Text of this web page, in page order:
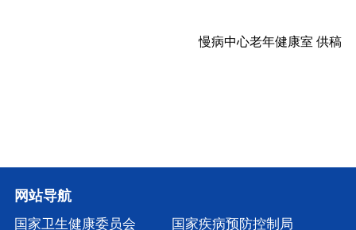
慢病中心老年健康室 供稿
网站导航
国家卫生健康委员会 国家疾病预防控制局